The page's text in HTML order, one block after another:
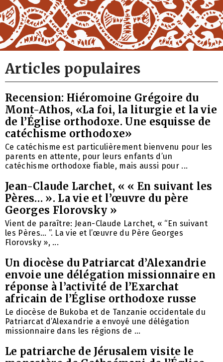
Articles populaires
Recension: Hiéromoine Grégoire du
Mont-Athos, «La foi, la liturgie et la vie
de l’Église orthodoxe. Une esquisse de
catéchisme orthodoxe»
Ce catéchisme est particulièrement bienvenu pour les
parents en attente, pour leurs enfants d’un
catéchisme orthodoxe fiable, mais aussi pour ...
Jean-Claude Larchet, « « En suivant les
Pères… ». La vie et l’œuvre du père
Georges Florovsky »
Vient de paraître: Jean-Claude Larchet, « “En suivant
les Pères… ”. La vie et l’œuvre du Père Georges
Florovsky », ...
Un diocèse du Patriarcat d’Alexandrie
envoie une délégation missionnaire en
réponse à l’activité de l’Exarchat
africain de l’Église orthodoxe russe
Le diocèse de Bukoba et de Tanzanie occidentale du
Patriarcat d’Alexandrie a envoyé une délégation
missionnaire dans les régions de ...
Le patriarche de Jérusalem visite le